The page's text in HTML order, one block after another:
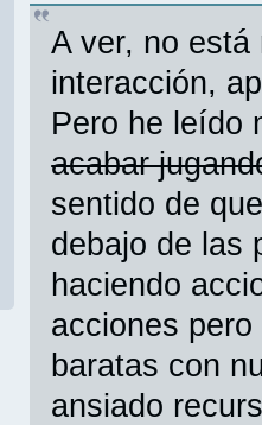
A ver, no está
interacción,
Pero he leído
acabar
sentido de
debajo de las
haciendo
acciones
baratas con
ansiado